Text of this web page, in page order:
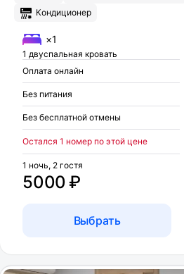
Кондиционер
×1
1 двуспальная кровать
Оплата онлайн
Без питания
Без бесплатной отмены
Остался 1 номер по этой цене
5000 ₽
1 ночь, 2 гостя
Выбрать